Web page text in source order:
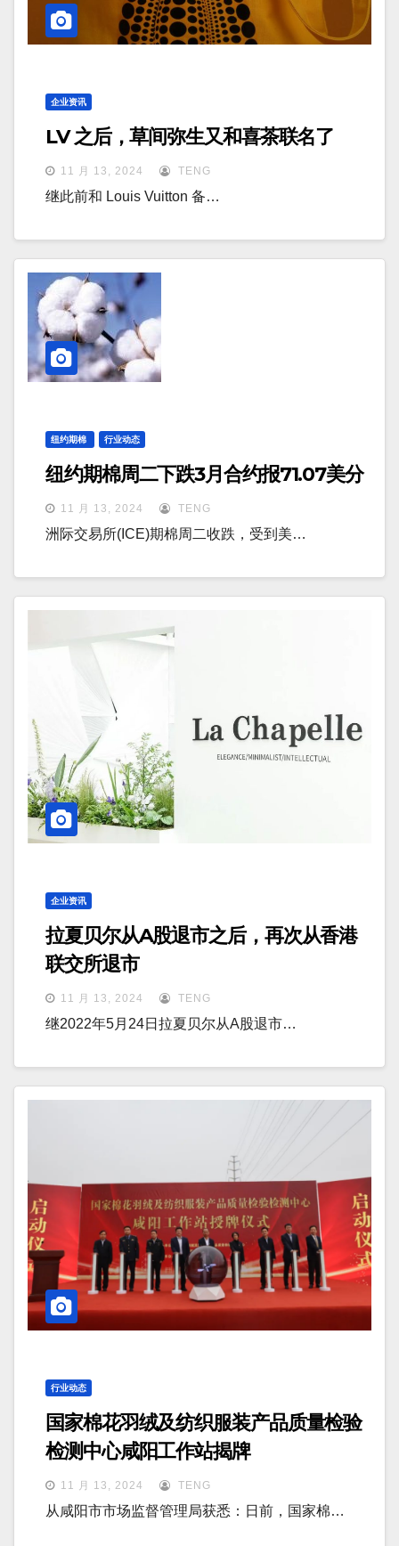
企业资讯
LV 之后，草间弥生又和喜茶联名了
11 月 13, 2024 TENG
继此前和 Louis Vuitton 备…
纽约期棉 行业动态
纽约期棉周二下跌3月合约报71.07美分
11 月 13, 2024 TENG
洲际交易所(ICE)期棉周二收跌，受到美…
企业资讯
拉夏贝尔从A股退市之后，再次从香港
联交所退市
11 月 13, 2024 TENG
继2022年5月24日拉夏贝尔从A股退市…
行业动态
国家棉花羽绒及纺织服装产品质量检验
检测中心咸阳工作站揭牌
11 月 13, 2024 TENG
从咸阳市市场监督管理局获悉：日前，国家棉…